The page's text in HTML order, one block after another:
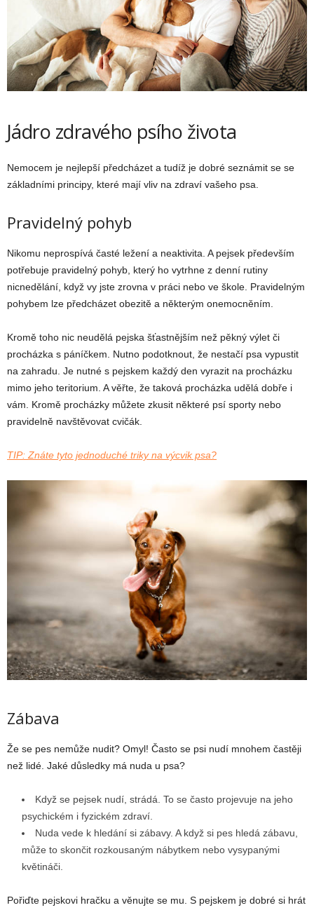
Jádro zdravého psího života
Nemocem je nejlepší předcházet a tudíž je dobré seznámit se se
základními principy, které mají vliv na zdraví vašeho psa.
Pravidelný pohyb
Nikomu neprospívá časté ležení a neaktivita. A pejsek především
potřebuje pravidelný pohyb, který ho vytrhne z denní rutiny
nicnedělání, když vy jste zrovna v práci nebo ve škole. Pravidelným
pohybem lze předcházet obezitě a některým onemocněním.
Kromě toho nic neudělá pejska šťastnějším než pěkný výlet či
procházka s páníčkem. Nutno podotknout, že nestačí psa vypustit
na zahradu. Je nutné s pejskem každý den vyrazit na procházku
mimo jeho teritorium. A věřte, že taková procházka udělá dobře i
vám. Kromě procházky můžete zkusit některé psí sporty nebo
pravidelně navštěvovat cvičák.
TIP: Znáte tyto jednoduché triky na výcvik psa?
Zábava
Že se pes nemůže nudit? Omyl! Často se psi nudí mnohem častěji
než lidé. Jaké důsledky má nuda u psa?
Když se pejsek nudí, strádá. To se často projevuje na jeho
psychickém i fyzickém zdraví.
Nuda vede k hledání si zábavy. A když si pes hledá zábavu,
může to skončit rozkousaným nábytkem nebo vysypanými
květináči.
Pořiďte pejskovi hračku a věnujte se mu. S pejskem je dobré si hrát